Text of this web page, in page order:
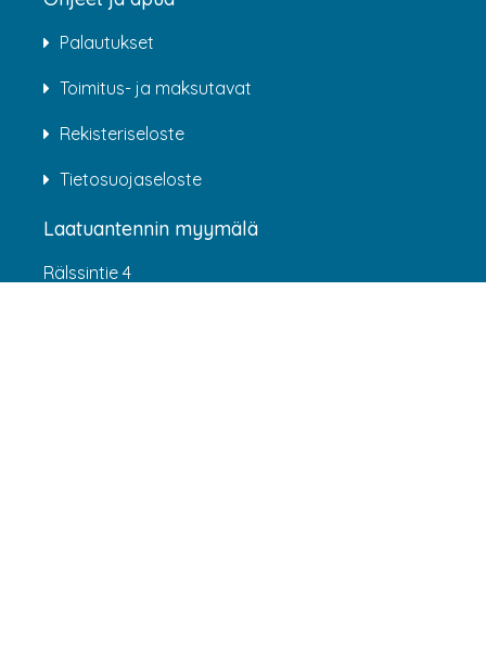
Palautukset
Toimitus- ja maksutavat
Rekisteriseloste
Tietosuojaseloste
Laatuantennin myymälä
Rälssintie 4